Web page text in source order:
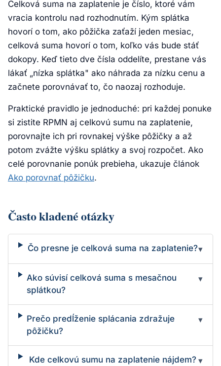
Celková suma na zaplatenie je číslo, ktoré vám
vracia kontrolu nad rozhodnutím. Kým splátka
hovorí o tom, ako pôžička zaťaží jeden mesiac,
celková suma hovorí o tom, koľko vás bude stáť
dokopy. Keď tieto dve čísla oddelíte, prestane vás
lákať „nízka splátka" ako náhrada za nízku cenu a
začnete porovnávať to, čo naozaj rozhoduje.
Praktické pravidlo je jednoduché: pri každej ponuke
si zistite RPMN aj celkovú sumu na zaplatenie,
porovnajte ich pri rovnakej výške pôžičky a až
potom zvážte výšku splátky a svoj rozpočet. Ako
celé porovnanie ponúk prebieha, ukazuje článok
Ako porovnať pôžičku.
Často kladené otázky
Čo presne je celková suma na zaplatenie?▾
Ako súvisí celková suma s mesačnou
splátkou?
▾
Prečo predĺženie splácania zdražuje
pôžičku?
▾
Kde celkovú sumu na zaplatenie nájdem? ▾